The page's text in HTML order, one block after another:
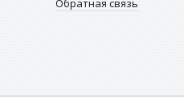
Обратная связь